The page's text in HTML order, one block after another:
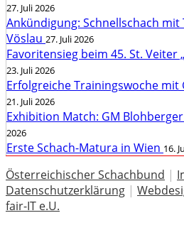
27. Juli 2026
Ankündigung: Schnellschach
Vöslau 27. Juli 2026
Favoritensieg beim 45. St. Veiter
23. Juli 2026
Erfolgreiche Trainingswoche mit
21. Juli 2026
Exhibition Match: GM
2026
Erste Schach-Matura in Wien 16.
Österreichischer Schachbund |
Datenschutzerklärung |
fair-IT e.U.